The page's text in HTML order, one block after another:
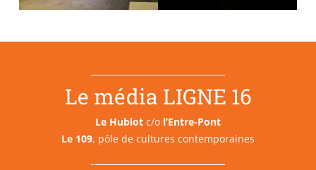
Le média LIGNE 16
Le Hublot c/o l’Entre-Pont
Le 109, pôle de cultures contemporaines